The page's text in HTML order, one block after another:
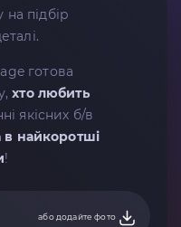
на підбір
готова
хто любить
якісних б/в
в найкоротші
!
або додайте фото